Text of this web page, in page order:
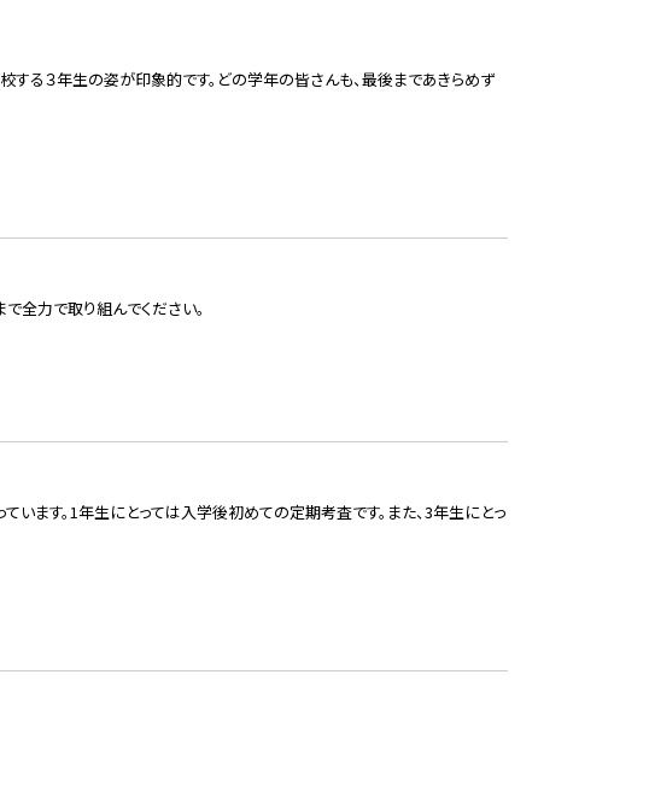
る３年生の姿が印象的です。どの学年の皆さんも、最後まであきらめず
全力で取り組んでください。
ます。1年生にとっては入学後初めての定期考査です。また、3年生にとっ